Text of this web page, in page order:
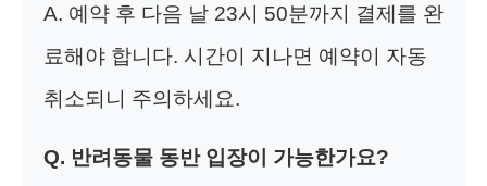
A. 예약 후 다음 날 23시 50분까지 결제를 완
료해야 합니다. 시간이 지나면 예약이 자동
취소되니 주의하세요.
Q. 반려동물 동반 입장이 가능한가요?